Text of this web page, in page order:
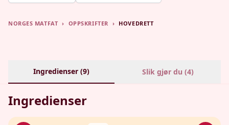
NORGES MATFAT › OPPSKRIFTER › HOVEDRETT
Ingredienser (9) Slik gjør du (4)
Ingredienser